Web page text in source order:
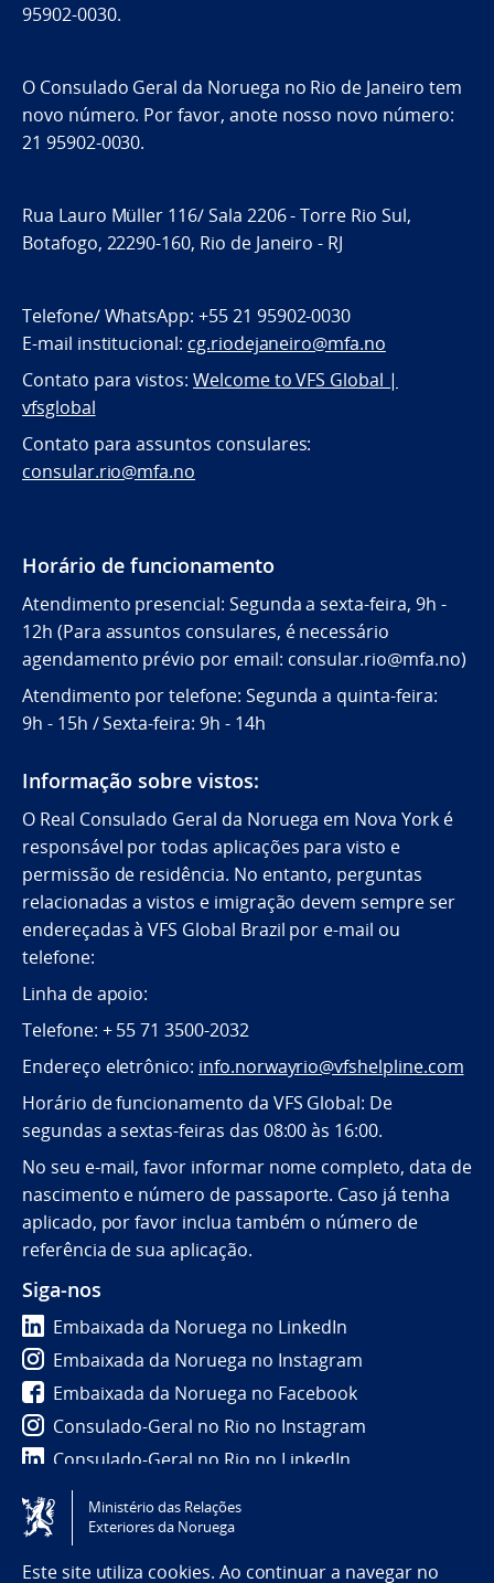
95902-0030.
O Consulado Geral da Noruega no Rio de Janeiro tem
novo número. Por favor, anote nosso novo número:
21 95902-0030.
Rua Lauro Müller 116/ Sala 2206 - Torre Rio Sul,
Botafogo, 22290-160, Rio de Janeiro - RJ
Telefone/ WhatsApp: +55 21 95902-0030
E-mail institucional: cg.riodejaneiro@mfa.no
Contato para vistos: Welcome to VFS Global |
vfsglobal
Contato para assuntos consulares:
consular.rio@mfa.no
Horário de funcionamento
Atendimento presencial: Segunda a sexta-feira, 9h -
12h (Para assuntos consulares, é necessário
agendamento prévio por email: consular.rio@mfa.no)
Atendimento por telefone: Segunda a quinta-feira:
9h - 15h / Sexta-feira: 9h - 14h
Informação sobre vistos:
O Real Consulado Geral da Noruega em Nova York é
responsável por todas aplicações para visto e
permissão de residência. No entanto, perguntas
relacionadas a vistos e imigração devem sempre ser
endereçadas à VFS Global Brazil por e-mail ou
telefone:
Linha de apoio:
Telefone: + 55 71 3500-2032
Endereço eletrônico: info.norwayrio@vfshelpline.com
Horário de funcionamento da VFS Global: De
segundas a sextas-feiras das 08:00 às 16:00.
No seu e-mail, favor informar nome completo, data de
nascimento e número de passaporte. Caso já tenha
aplicado, por favor inclua também o número de
referência de sua aplicação.
Siga-nos
Embaixada da Noruega no LinkedIn
Embaixada da Noruega no Instagram
Embaixada da Noruega no Facebook
Consulado-Geral no Rio no Instagram
Consulado-Geral no Rio no LinkedIn
Tilgjengelighetserklæring / Accessibility statement
(NO)
Ministério das Relações
Exteriores da Noruega
Este site utiliza cookies. Ao continuar a navegar no